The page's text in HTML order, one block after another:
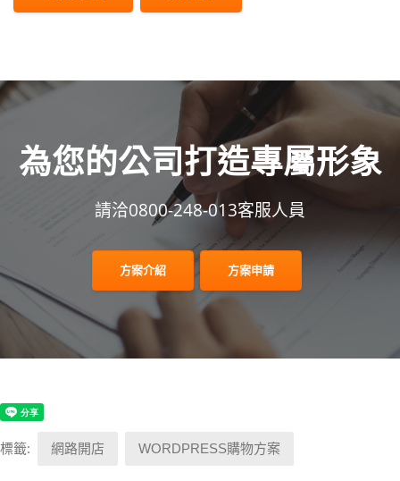
為您的公司打造專屬形象
請洽0800-248-013客服人員
方案介紹 方案申請
標籤: 網路開店 WORDPRESS購物方案